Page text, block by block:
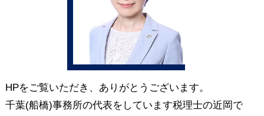
HPをご覧いただき、ありがとうございます。
千葉(船橋)事務所の代表をしています税理士の近岡で